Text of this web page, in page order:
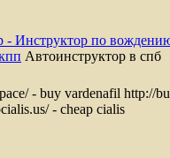
- Инструктор по
Автоинструктор в спб
- buy vardenafil http://
- cheap cialis